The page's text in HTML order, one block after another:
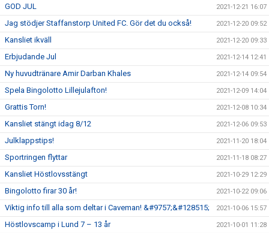
GOD JUL 2021-12-21 16:07
Jag stödjer Staffanstorp United FC. Gör det du också! 2021-12-20 09:52
Kansliet ikväll 2021-12-20 09:33
Erbjudande Jul 2021-12-14 12:41
Ny huvudtränare Amir Darban Khales 2021-12-14 09:54
Spela Bingolotto Lillejulafton! 2021-12-09 14:04
Grattis Torn! 2021-12-08 10:34
Kansliet stängt idag 8/12 2021-12-06 09:53
Julklappstips! 2021-11-20 18:04
Sportringen flyttar 2021-11-18 08:27
Kansliet Höstlovsstängt 2021-10-29 12:29
Bingolotto firar 30 år! 2021-10-22 09:06
Viktig info till alla som deltar i Caveman! &#9757;&#128515; 2021-10-06 15:57
Höstlovscamp i Lund 7 – 13 år 2021-10-01 11:28